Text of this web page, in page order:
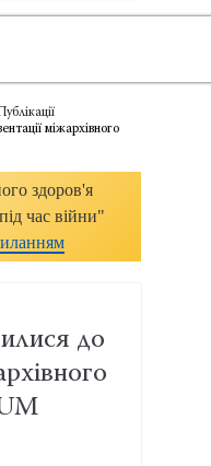
міжархівного
здоров'я
час війни"
до